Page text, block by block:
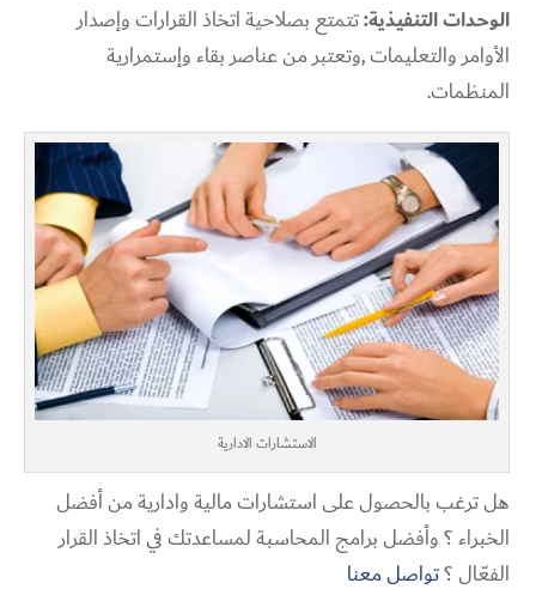
الوحدات التنفيذية:تتمتع بصلاحية اتخاذ القرارات وإصدار
الأوامر والتعليمات ,وتعتبر من عناصر بقاء وإستمرارية
المنظمات.
الاستشارات الادارية
هل ترغب بالحصول على استشارات مالية وادارية من أفضل
الخبراء ؟ وأفضل برامج المحاسبة لمساعدتك في اتخاذ القرار
الفعّال ؟تواصل معنا